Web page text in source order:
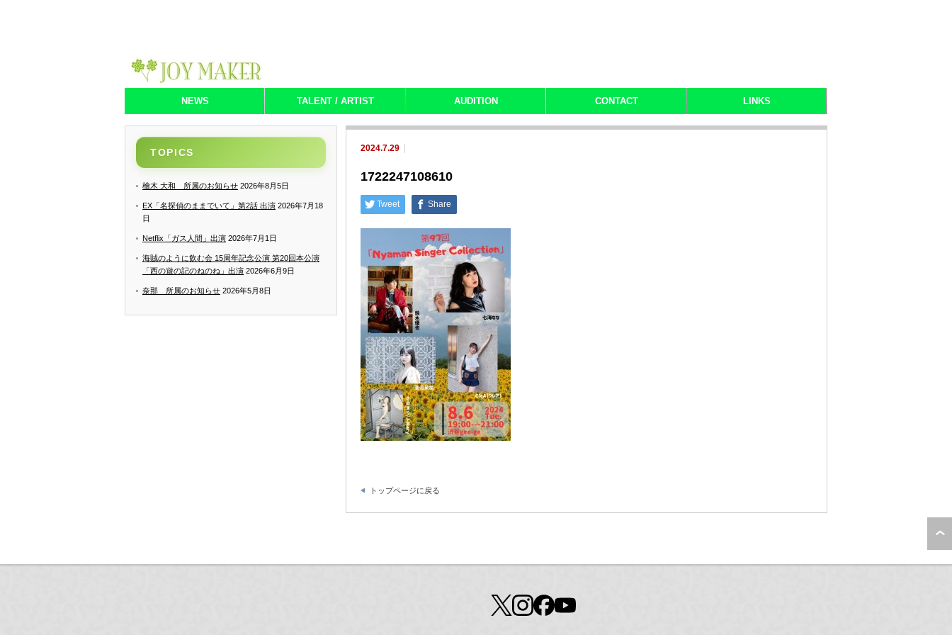
NEWS TALENT / ARTIST AUDITION CONTACT LINKS
2024.7.29
1722247108610
Tweet Share
トップページに戻る
TOPICS
檜木 大和 所属のお知らせ 2026年8月5日
EX「名探偵のままでいて」第2話 出演 2026年7月18
日
Netflix「ガス人間」出演 2026年7月1日
海賊のように飲む会 15周年記念公演 第20回本公演
「西の遊の記のねのね」出演 2026年6月9日
奈那 所属のお知らせ 2026年5月8日